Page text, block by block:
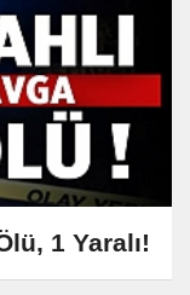
1 Yaralı!